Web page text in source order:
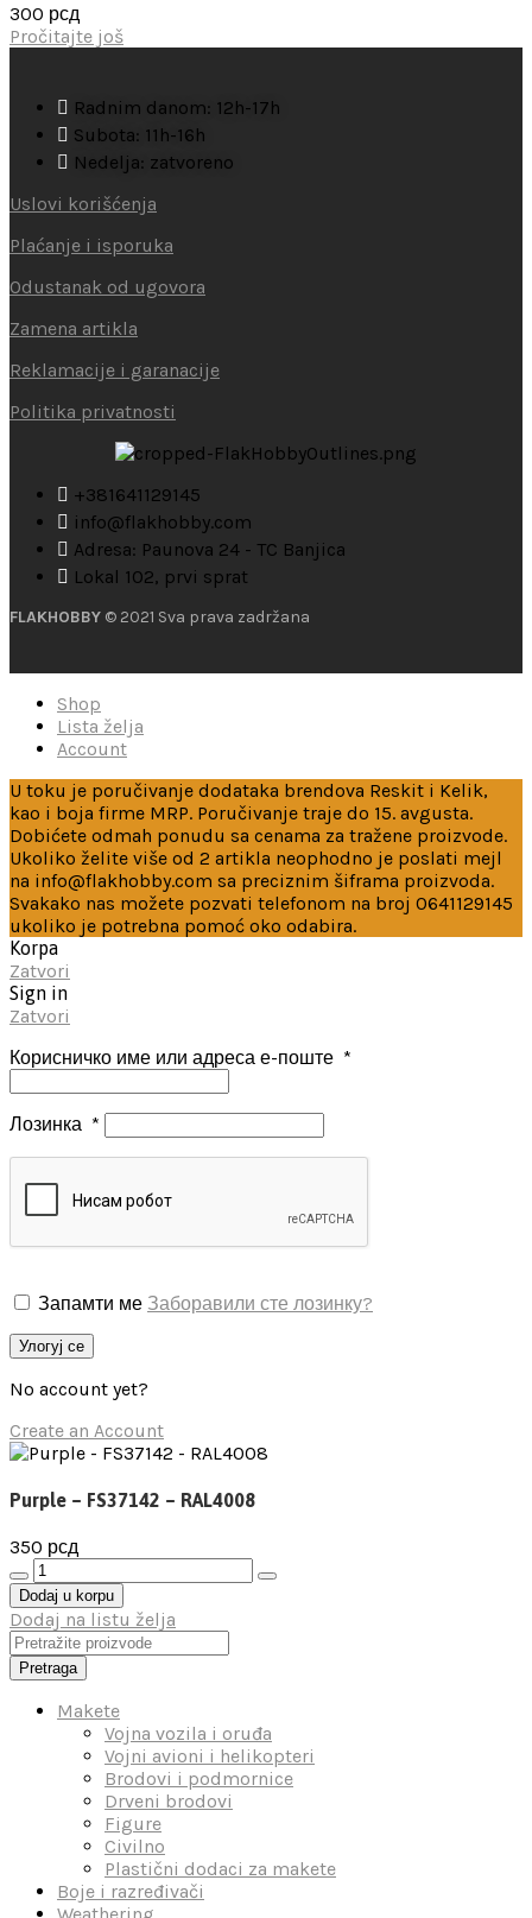
300 рсд
Pročitajte još
Radnim danom: 12h-17h
Subota: 11h-16h
Nedelja: zatvoreno
Uslovi korišćenja
Plaćanje i isporuka
Odustanak od ugovora
Zamena artikla
Reklamacije i garanacije
Politika privatnosti
+381641129145
info@flakhobby.com
Adresa: Paunova 24 - TC Banjica
Lokal 102, prvi sprat
FLAKHOBBY © 2021 Sva prava zadržana
Shop
Lista želja
Account
U toku je poručivanje dodataka brendova Reskit i Kelik,
kao i boja firme MRP. Poručivanje traje do 15. avgusta.
Dobićete odmah ponudu sa cenama za tražene proizvode.
Ukoliko želite više od 2 artikla neophodno je poslati mejl
na info@flakhobby.com sa preciznim šiframa proizvoda.
Svakako nas možete pozvati telefonom na broj 0641129145
ukoliko je potrebna pomoć oko odabira.
Korpa
Zatvori
Sign in
Zatvori
Корисничко име или адреса е-поште *
Лозинка *
Запамти ме Заборавили сте лозинку?
Улогуј се
No account yet?
Create an Account
Purple – FS37142 – RAL4008
350 рсд
Purple
-
FS37142
-
RAL4008
количина
Dodaj u korpu
Dodaj na listu želja
Pretraga
Makete
Vojna vozila i oruđa
Vojni avioni i helikopteri
Brodovi i podmornice
Drveni brodovi
Figure
Civilno
Plastični dodaci za makete
Boje i razređivači